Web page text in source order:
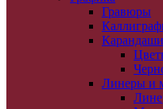
Гравюры
Карандаши
Линеры и